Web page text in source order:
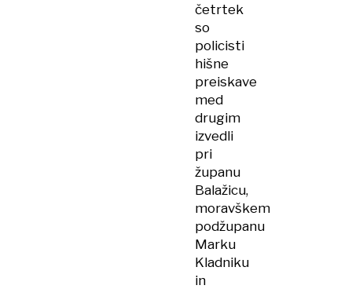
četrtek
so
policisti
hišne
preiskave
med
drugim
izvedli
pri
županu
Balažicu,
moravškem
podžupanu
Marku
Kladniku
in